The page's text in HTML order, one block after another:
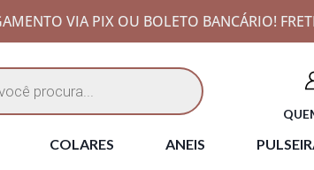
VIA PIX OU BOLETO BANCÁRIO!
COLARES ANEIS